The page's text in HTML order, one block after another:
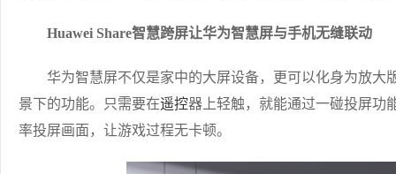
Huawei Share智慧跨屏让华为智慧屏与手机无缝联动
华为智慧屏不仅是家中的大屏设备，更可以化身为放大
景下的功能。只需要在遥控器上轻触，就能通过一碰投屏功
率投屏画面，让游戏过程无卡顿。